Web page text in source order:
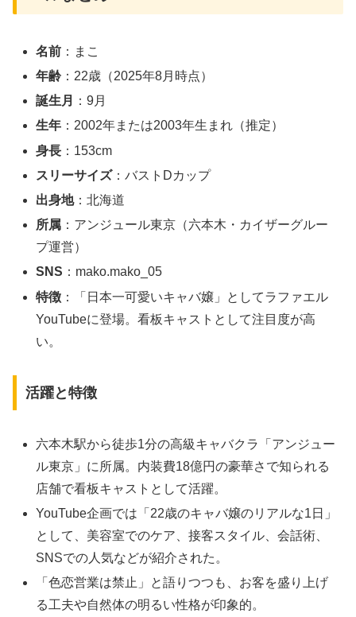
名前 ：まこ
年齢 ：22歳（2025年8月時点）
誕生月
：9月
生年 ：2002年または2003年生まれ（推定）
身長 ：153cm
スリーサイズ：バストDカップ
出身地：北海道
所属 ：アンジュール東京（六本木・カイザーグルー
プ運営）
SNS ：mako.mako_05
特徴 ：「日本一可愛いキャバ嬢」としてラファエル
YouTubeに登場。看板キャストとして注目度が高
い。
活躍と特徴
六本木駅から徒歩1分の高級キャバクラ「アンジュー
ル東京」に所属。内装費18億円の豪華さで知られる
店舗で看板キャストとして活躍。
YouTube企画では「22歳のキャバ嬢のリアルな1日」
として、美容室でのケア、接客スタイル、会話術、
SNSでの人気などが紹介された。
「色恋営業は禁止」と語りつつも、お客を盛り上げ
る工夫や自然体の明るい性格が印象的。